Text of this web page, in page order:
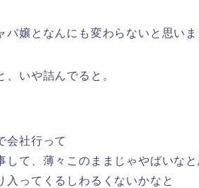
バ嬢となんにも変わらないと思いま
、いや詰んでると。
会社行って
して、薄々このままじゃやばいなと
入ってくるしわるくないかなと